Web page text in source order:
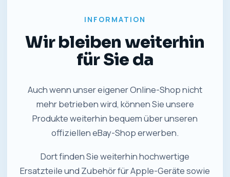
INFORMATION
Wir bleiben weiterhin
für Sie da
Auch wenn unser eigener Online-Shop nicht
mehr betrieben wird, können Sie unsere
Produkte weiterhin bequem über unseren
offiziellen eBay-Shop erwerben.
Dort finden Sie weiterhin hochwertige
Ersatzteile und Zubehör für Apple-Geräte sowie